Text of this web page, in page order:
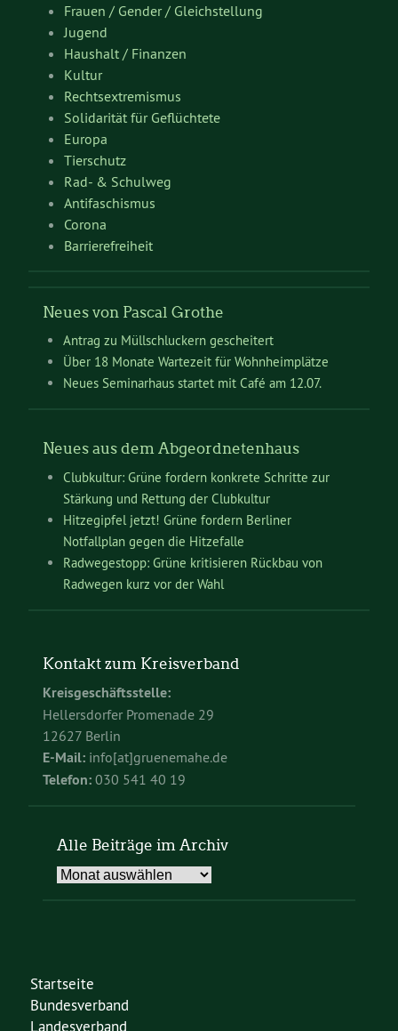
Frauen / Gender / Gleichstellung
Jugend
Haushalt / Finanzen
Kultur
Rechtsextremismus
Solidarität für Geflüchtete
Europa
Tierschutz
Rad- & Schulweg
Antifaschismus
Corona
Barrierefreiheit
Neues von Pascal Grothe
Antrag zu Müllschluckern gescheitert
Über 18 Monate Wartezeit für Wohnheimplätze
Neues Seminarhaus startet mit Café am 12.07.
Neues aus dem Abgeordnetenhaus
Clubkultur: Grüne fordern konkrete Schritte zur
Stärkung und Rettung der Clubkultur
Hitzegipfel jetzt! Grüne fordern Berliner
Notfallplan gegen die Hitzefalle
Radwegestopp: Grüne kritisieren Rückbau von
Radwegen kurz vor der Wahl
Kontakt zum Kreisverband
Kreisgeschäftsstelle:
Hellersdorfer Promenade 29
12627 Berlin
E-Mail: info[at]gruenemahe.de
Telefon: 030 541 40 19
Alle Beiträge im Archiv
Alle
Startseite
Bundesverband
Landesverband